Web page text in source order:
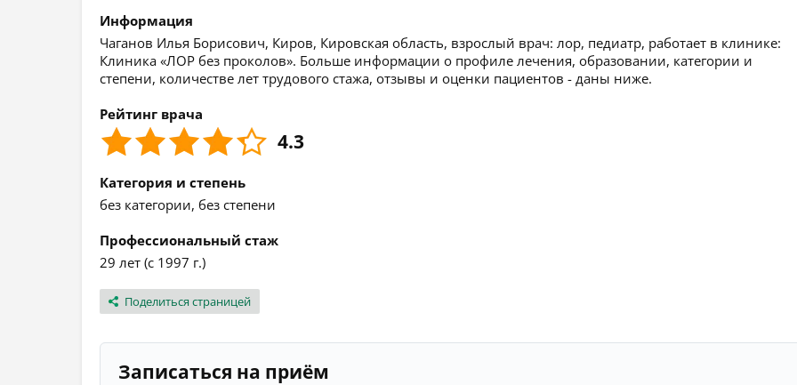
Информация
Чаганов Илья Борисович, Киров, Кировская область, взрослый врач: лор, педиатр, работает в клинике:
Клиника «ЛОР без проколов». Больше информации о профиле лечения, образовании, категории и
степени, количестве лет трудового стажа, отзывы и оценки пациентов - даны ниже.
Рейтинг врача
4.3
Категория и степень
без категории, без степени
Профессиональный стаж
29 лет (с 1997 г.)
Поделиться страницей
Записаться на приём